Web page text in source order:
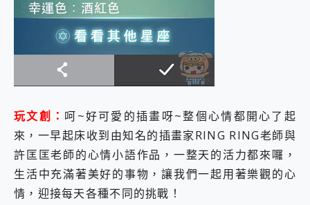
玩文創： 呵~好可愛的插畫呀~整個心情都開心了起
來，一早起床收到由知名的插畫家RING RING老師與
許匡匡老師的心情小語作品，一整天的活力都來囉，
生活中充滿著美好的事物，讓我們一起用著樂觀的心
情，迎接每天各種不同的挑戰！